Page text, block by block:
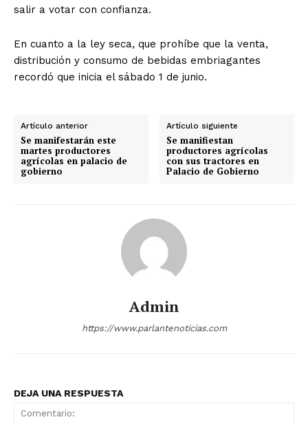
salir a votar con confianza.
En cuanto a la ley seca, que prohíbe que la venta,
distribución y consumo de bebidas embriagantes
recordó que inicia el sábado 1 de junio.
Artículo anterior
Se manifestarán este
martes productores
agrícolas en palacio de
gobierno
Artículo siguiente
Se manifiestan
productores agrícolas
con sus tractores en
Palacio de Gobierno
Admin
https://www.parlantenoticias.com
DEJA UNA RESPUESTA